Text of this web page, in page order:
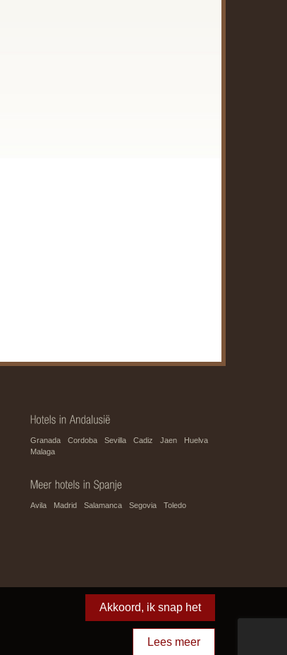
Akkoord, ik snap het
Lees meer
Granada Cordoba Sevilla Cadiz Jaen
Huelva
Malaga
Avila Madrid Salamanca Segovia Toledo
webdesign Multimedium